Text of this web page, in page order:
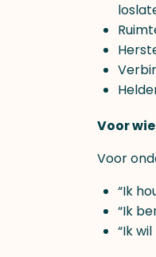
Voor
Voor
“Ik
“Ik
“Ik